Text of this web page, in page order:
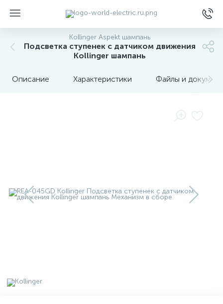
Kollinger Aspekt шампань
Подсветка ступенек с датчиком движения
Kollinger шампань
Описание Характеристики Файлы и